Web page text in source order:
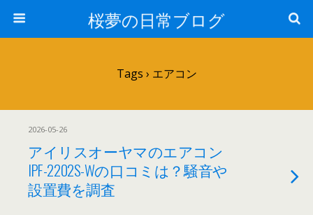
桜夢の日常ブログ
Tags › エアコン
2026-05-26
アイリスオーヤマのエアコン
IPF-2202S-Wの口コミは？騒音や
設置費を調査